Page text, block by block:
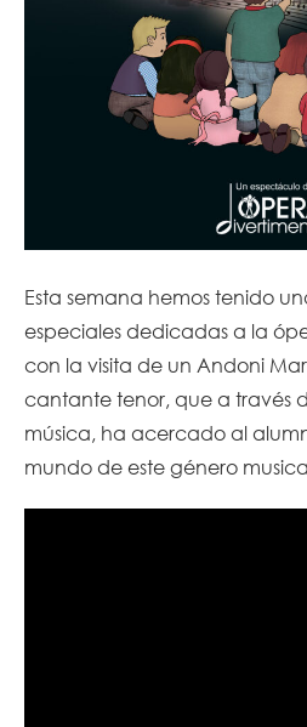
Esta semana hemos tenido
especiales dedicadas a la
con la visita de un Andoni
cantante tenor, que a través
música, ha acercado al
mundo de este género